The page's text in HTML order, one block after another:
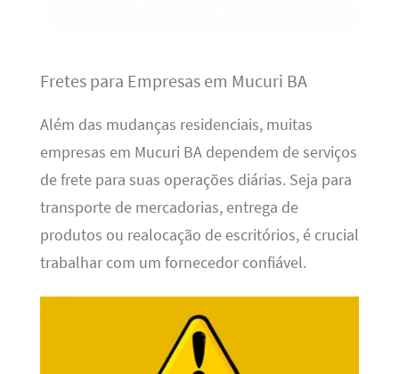
Fretes para Empresas em Mucuri BA
Além das mudanças residenciais, muitas
empresas em Mucuri BA dependem de serviços
de frete para suas operações diárias. Seja para
transporte de mercadorias, entrega de
produtos ou realocação de escritórios, é crucial
trabalhar com um fornecedor confiável.